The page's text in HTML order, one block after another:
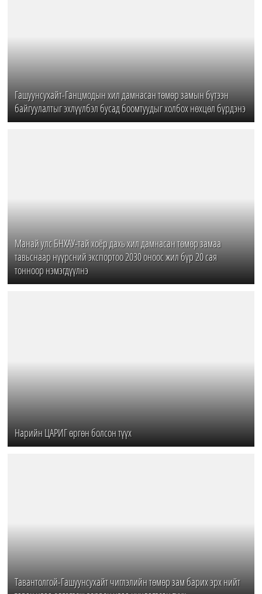
Гашуунсухайт-Ганцмодын хил дамнасан төмөр замын бүтээн
байгуулалтыг эхлүүлбэл бусад боомтуудыг холбох нөхцөл бүрдэнэ
Манай улс БНХАУ-тай хоёр дахь хил дамнасан төмөр замаа
тавьснаар нүүрсний экспортоо 2030 оноос жил бүр 20 сая
тонноор нэмэгдүүлнэ
Нарийн ЦАРИГ өргөн болсон түүх
Тавантолгой-Гашуунсухайт чиглэлийн төмөр зам барих эрх нийт